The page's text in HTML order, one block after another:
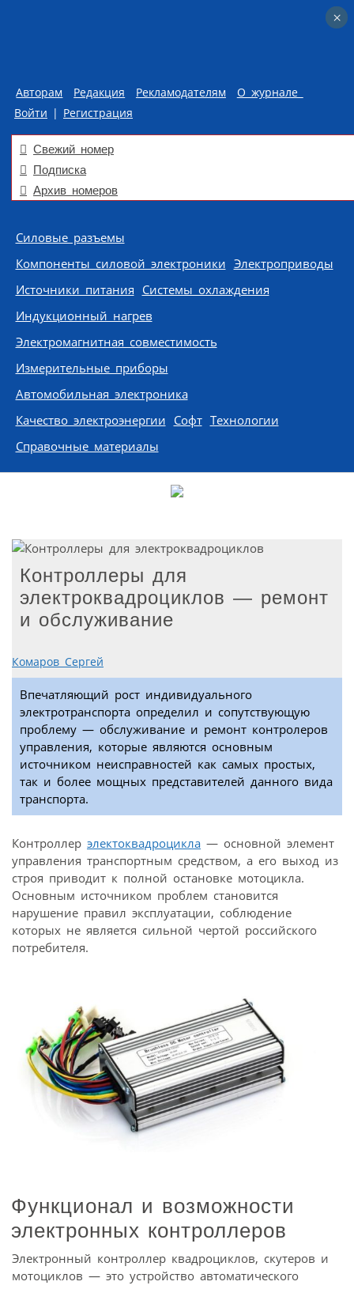
Авторам Редакция Рекламодателям
О журнале
Войти | Регистрация
Свежий номер
Подписка
Архив номеров
Skip to content
Силовые разъемы
Компоненты силовой электроники Электроприводы
Источники питания Системы охлаждения
Индукционный нагрев
Электромагнитная совместимость
Измерительные приборы
Автомобильная электроника
Качество электроэнергии Софт Технологии
Справочные материалы
Контроллеры для
электроквадроциклов — ремонт
и обслуживание
Комаров Сергей
Впечатляющий рост индивидуального
электротранспорта определил и сопутствующую
проблему — обслуживание и ремонт контролеров
управления, которые являются основным
источником неисправностей как самых простых,
так и более мощных представителей данного вида
транспорта.
Контроллер электоквадроцикла — основной элемент
управления транспортным средством, а его выход из
строя приводит к полной остановке мотоцикла.
Основным источником проблем становится
нарушение правил эксплуатации, соблюдение
которых не является сильной чертой российского
потребителя.
Функционал и возможности
электронных контроллеров
Электронный контроллер квадроциклов, скутеров и
мотоциклов — это устройство автоматического
×
×